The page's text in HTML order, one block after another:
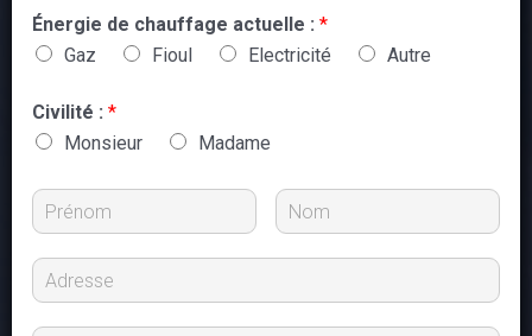
Énergie de chauffage actuelle : *
Gaz
Fioul Electricité Autre
Civilité : *
Monsieur
Madame